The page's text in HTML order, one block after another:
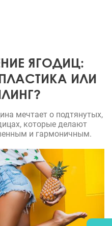
ЯГОДИЦ:
ИЛИ
мечтает о подтянутых,
которые делают
и гармоничным.